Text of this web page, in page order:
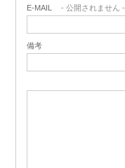
E-MAIL - 公開されません -
備考